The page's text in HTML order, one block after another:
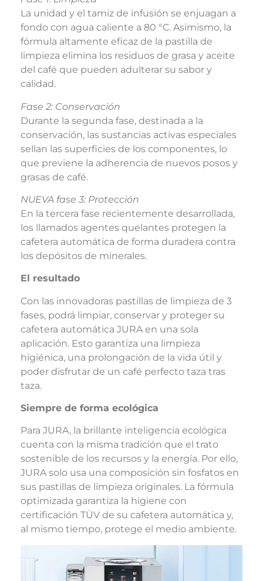
La unidad y el tamiz de infusión se enjuagan a
fondo con agua caliente a 80 °C. Asimismo, la
fórmula altamente eficaz de la pastilla de
limpieza elimina los residuos de grasa y aceite
del café que pueden adulterar su sabor y
calidad.
Fase 2: Conservación
Durante la segunda fase, destinada a la
conservación, las sustancias activas especiales
sellan las superficies de los componentes, lo
que previene la adherencia de nuevos posos y
grasas de café.
NUEVA fase 3: Protección
En la tercera fase recientemente desarrollada,
los llamados agentes quelantes protegen la
cafetera automática de forma duradera contra
los depósitos de minerales.
El resultado
Con las innovadoras pastillas de limpieza de 3
fases, podrá limpiar, conservar y proteger su
cafetera automática JURA en una sola
aplicación. Esto garantiza una limpieza
higiénica, una prolongación de la vida útil y
poder disfrutar de un café perfecto taza tras
taza.
Siempre de forma ecológica
Para JURA, la brillante inteligencia ecológica
cuenta con la misma tradición que el trato
sostenible de los recursos y la energía. Por ello,
JURA solo usa una composición sin fosfatos en
sus pastillas de limpieza originales. La fórmula
optimizada garantiza la higiene con
certificación TÜV de su cafetera automática y,
al mismo tiempo, protege el medio ambiente.